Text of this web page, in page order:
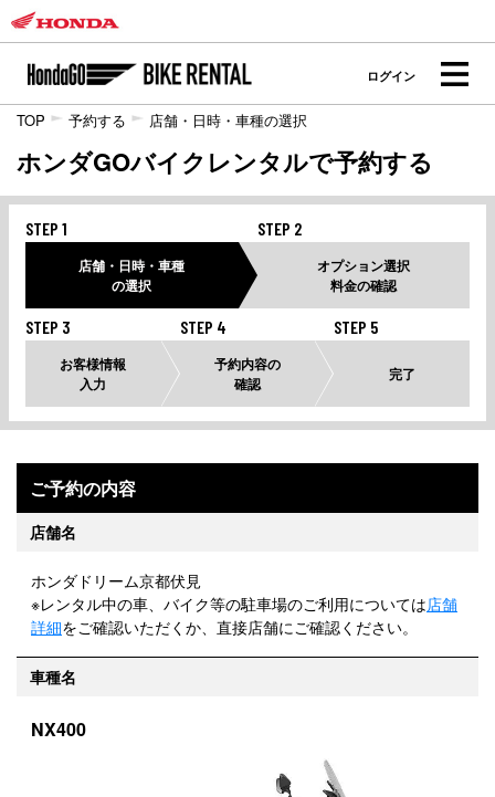
ログイン
TOP 予約する 店舗・日時・車種の選択
ホンダGOバイクレンタルで予約する
STEP 1
店舗・日時・車種
の選択
STEP 2
オプション選択
料金の確認
STEP 3
お客様情報
入力
STEP 4
予約内容の
確認
STEP 5
完了
ご予約の内容
店舗名
ホンダドリーム京都伏見
※レンタル中の車、バイク等の駐車場のご利用については店舗
詳細をご確認いただくか、直接店舗にご確認ください。
車種名
NX400